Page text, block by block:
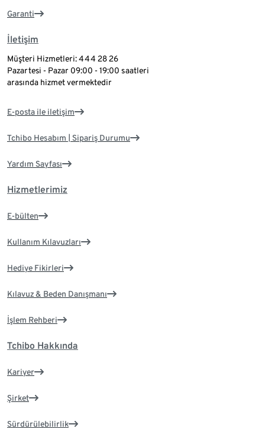
Garanti
İletişim
Müşteri Hizmetleri: 444 28 26
Pazartesi - Pazar 09:00 - 19:00 saatleri
arasında hizmet vermektedir
E-posta ile iletişim
Tchibo Hesabım | Sipariş Durumu
Yardım Sayfası
Hizmetlerimiz
E-bülten
Kullanım Kılavuzları
Hediye Fikirleri
Kılavuz & Beden Danışmanı
İşlem Rehberi
Tchibo Hakkında
Kariyer
Şirket
Sürdürülebilirlik